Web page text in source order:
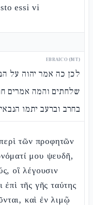
essi vi
EBRAICO (MT)
לכן כה אמר יהוה על
שלחתים והמה אמרים
בחרב וברעב יתמו
τῶν προφητῶν
μου ψευδῆ,
οἳ λέγουσιν
τῆς γῆς ταύτης
καὶ ἐν λιμῷ